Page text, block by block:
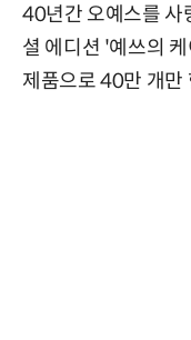
40년간 오예스를 사
셜 에디션 '예쓰의
제품으로 40만 개만